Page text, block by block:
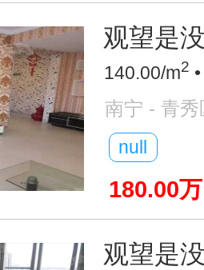
观望是
140.00/m2
南宁 - 青秀
null
180.00万
观望是